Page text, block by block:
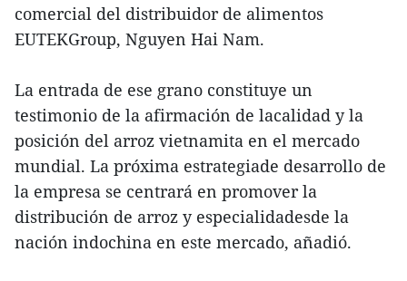
comercial del distribuidor de alimentos
EUTEKGroup, Nguyen Hai Nam.
La entrada de ese grano constituye un
testimonio de la afirmación de lacalidad y la
posición del arroz vietnamita en el mercado
mundial. La próxima estrategiade desarrollo de
la empresa se centrará en promover la
distribución de arroz y especialidadesde la
nación indochina en este mercado, añadió.